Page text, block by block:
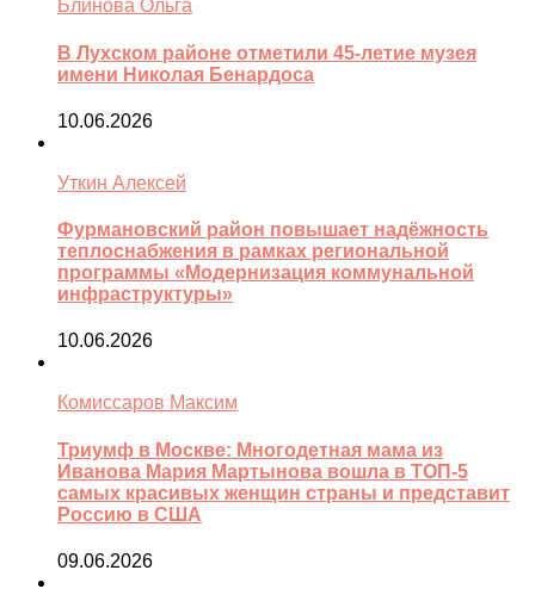
Блинова Ольга
В Лухском районе отметили 45-летие музея
имени Николая Бенардоса
10.06.2026
Уткин Алексей
Фурмановский район повышает надёжность
теплоснабжения в рамках региональной
программы «Модернизация коммунальной
инфраструктуры»
10.06.2026
Комиссаров Максим
Триумф в Москве: Многодетная мама из
Иванова Мария Мартынова вошла в ТОП-5
самых красивых женщин страны и представит
Россию в США
09.06.2026